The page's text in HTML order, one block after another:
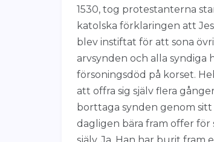
1530, tog protestanterna
katolska förklaringen att
blev instiftat för att sona
arvsynden och alla syndiga
försoningsdöd på korset.
att offra sig själv flera
borttaga synden genom
dagligen bära fram offer för